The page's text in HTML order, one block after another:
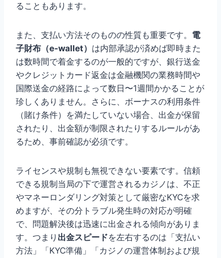
ることもあります。
また、支払い方法そのものの性質も重要です。 電
子財布（e-wallet） は内部承認が済めば即時また
は数時間で着金するのが一般的ですが、銀行送金
やクレジットカード返金は金融機関の業務時間や
国際送金の経路によって数日〜1週間かかることが
珍しくありません。さらに、ボーナスの利用条件
（賭け条件）を満たしていない場合、出金が保留
されたり、出金額が制限されたりするルールがあ
るため、事前確認が必須です。
ライセンスや規制も無視できない要素です。信頼
できる規制当局の下で運営されるカジノは、不正
やマネーロンダリング対策として厳密なKYCを求
めますが、その分トラブル発生時の対応が明確
で、問題解決後は迅速に出金される傾向がありま
す。つまり 出金スピードを左右するのは「支払い
方法」「KYC準備」「カジノの運営体制および規